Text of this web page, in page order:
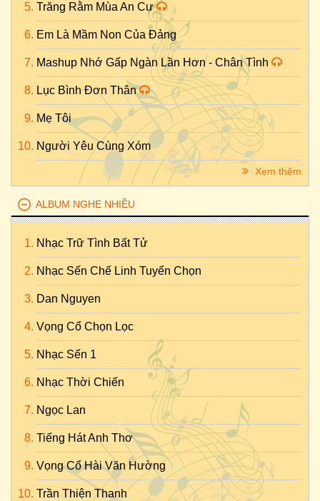
Trăng Rằm Mùa An Cư
Em Là Mầm Non Của Đảng
Mashup Nhớ Gấp Ngàn Lần Hơn - Chân Tình
Lục Bình Đơn Thân
Mẹ Tôi
Người Yêu Cùng Xóm
Xem thêm
ALBUM NGHE NHIỀU
Nhạc Trữ Tình Bất Tử
Nhạc Sến Chế Linh Tuyển Chọn
Dan Nguyen
Vọng Cổ Chọn Lọc
Nhạc Sến 1
Nhạc Thời Chiến
Ngọc Lan
Tiếng Hát Anh Thơ
Vọng Cổ Hài Văn Hường
Trần Thiện Thanh